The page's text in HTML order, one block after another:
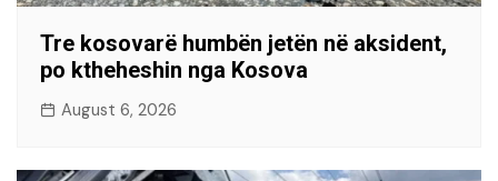
Tre kosovarë humbën jetën në aksident,
po ktheheshin nga Kosova
August 6, 2026